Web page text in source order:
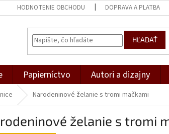
HODNOTENIE OBCHODU DOPRAVA A PLATBA
HĽADAŤ
Papierníctvo Autori a dizajny
Narodeninové želanie s tromi mačkami
želanie s tromi